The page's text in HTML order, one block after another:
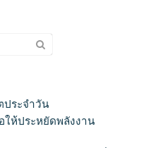
ประจำวัน
ให้ประหยัดพลังงาน